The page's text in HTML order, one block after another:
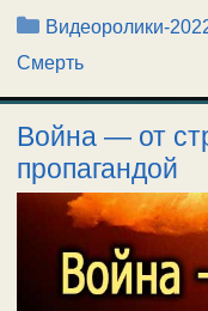
Рубрики
Видеоролики-
Смерть
Война — от
пропагандой